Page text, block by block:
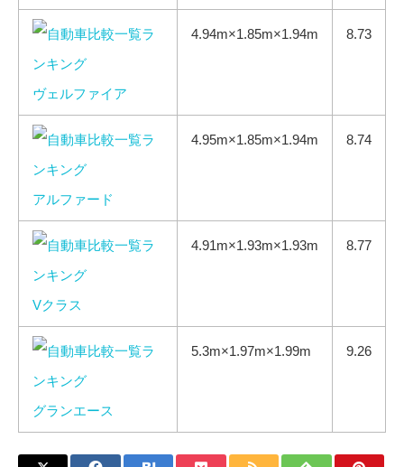
ヴェルファイア
4.94m×1.85m×1.94m 8.73
アルファード
4.95m×1.85m×1.94m 8.74
Vクラス
4.91m×1.93m×1.93m 8.77
グランエース
5.3m×1.97m×1.99m 9.26